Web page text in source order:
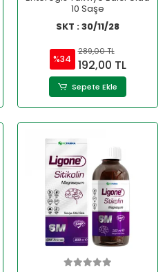
10 Saşe
SKT : 30/11/28
%34
289,00 TL
192,00 TL
Sepete Ekle